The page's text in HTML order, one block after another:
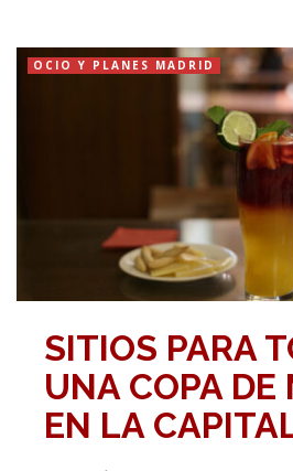
OCIO Y PLANES MADRID
SITIOS PARA
UNA COPA DE
EN LA